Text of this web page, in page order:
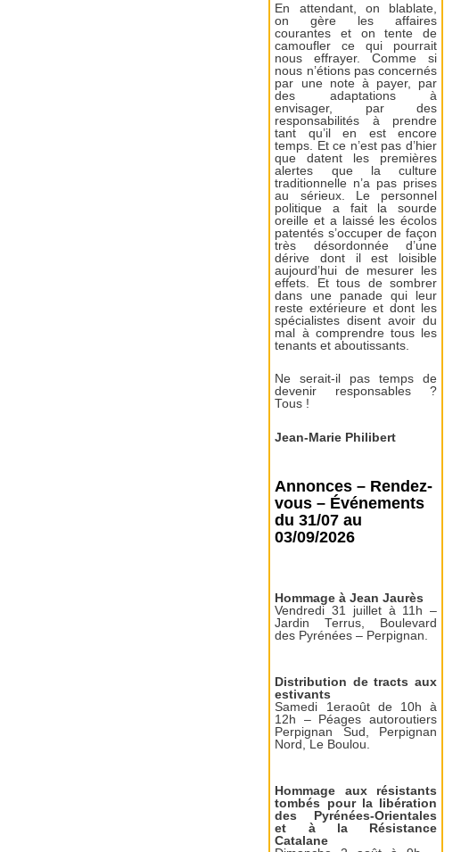
En attendant, on blablate,
on gère les affaires
courantes et on tente de
camoufler ce qui pourrait
nous effrayer. Comme si
nous n’étions pas concernés
par une note à payer, par
des adaptations à
envisager, par des
responsabilités à prendre
tant qu’il en est encore
temps. Et ce n’est pas d’hier
que datent les premières
alertes que la culture
traditionnelle n’a pas prises
au sérieux. Le personnel
politique a fait la sourde
oreille et a laissé les écolos
patentés s’occuper de façon
très désordonnée d’une
dérive dont il est loisible
aujourd’hui de mesurer les
effets. Et tous de sombrer
dans une panade qui leur
reste extérieure et dont les
spécialistes disent avoir du
mal à comprendre tous les
tenants et aboutissants.
Ne serait-il pas temps de
devenir responsables ?
Tous !
Jean-Marie Philibert
Annonces – Rendez-
vous – Événements
du 31/07 au
03/09/2026
Hommage à Jean Jaurès
Vendredi 31 juillet à 11h –
Jardin Terrus, Boulevard
des Pyrénées – Perpignan.
Distribution de tracts aux
estivants
Samedi 1eraoût de 10h à
12h – Péages autoroutiers
Perpignan Sud, Perpignan
Nord, Le Boulou.
Hommage aux résistants
tombés pour la libération
des Pyrénées-Orientales
et à la Résistance
Catalane